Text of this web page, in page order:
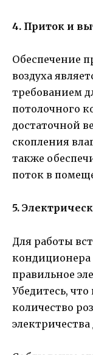
4. Приток и
Обеспечение
воздуха
требованием
потолочного
достаточной
скопления
также
поток в
5.
Для работы
кондиционера
правильное
Убедитесь,
количество